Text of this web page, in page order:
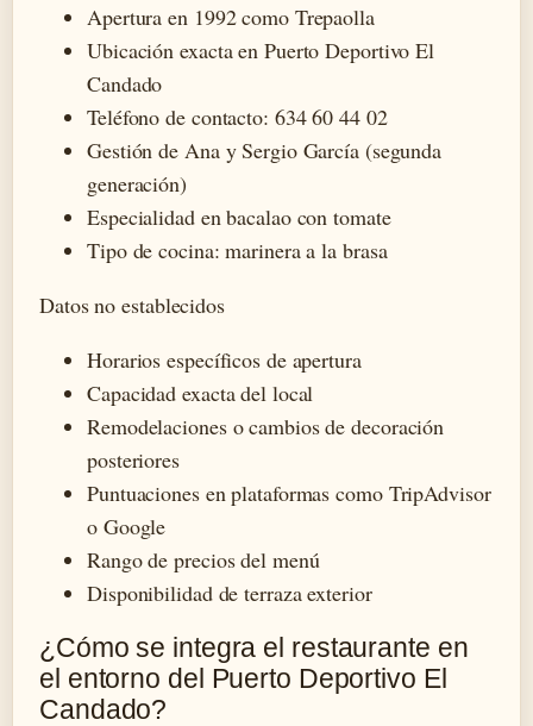
Apertura en 1992 como Trepaolla
Ubicación exacta en Puerto Deportivo El
Candado
Teléfono de contacto: 634 60 44 02
Gestión de Ana y Sergio García (segunda
generación)
Especialidad en bacalao con tomate
Tipo de cocina: marinera a la brasa
Datos no establecidos
Horarios específicos de apertura
Capacidad exacta del local
Remodelaciones o cambios de decoración
posteriores
Puntuaciones en plataformas como TripAdvisor
o Google
Rango de precios del menú
Disponibilidad de terraza exterior
¿Cómo se integra el restaurante en
el entorno del Puerto Deportivo El
Candado?